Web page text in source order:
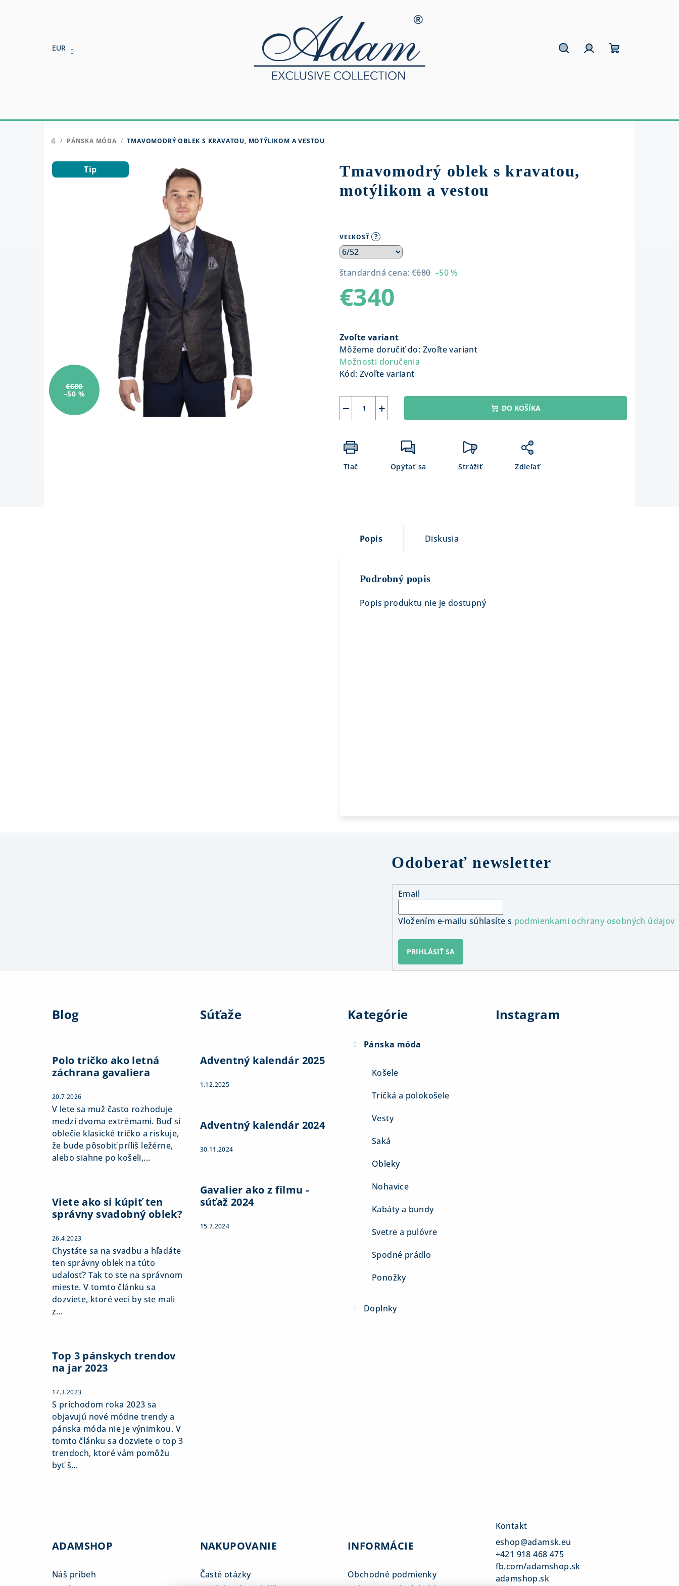
EUR
DOMOV
/ PÁNSKA MÓDA / TMAVOMODRÝ OBLEK S KRAVATOU, MOTÝLIKOM A VESTOU
Tmavomodrý oblek s kravatou,
motýlikom a vestou
VEĽKOSŤ ?
štandardná cena: €680 –50 %
€340
cena:
Zvoľte variant
Môžeme doručiť do: Zvoľte variant
Možnosti doručenia
Kód: Zvoľte variant
+
− DO KOŠÍKA
Tlač Opýtať sa Strážiť Zdieľať
Tip
€680
–50 %
Popis Diskusia
Podrobný popis
Popis produktu nie je dostupný
Odoberať newsletter
Email
Vložením e-mailu súhlasíte s podmienkami ochrany osobných údajov
PRIHLÁSIŤ SA
Blog
Polo tričko ako letná
záchrana gavaliera
20.7.2026
V lete sa muž často rozhoduje
medzi dvoma extrémami. Buď si
oblečie klasické tričko a riskuje,
že bude pôsobiť príliš ležérne,
alebo siahne po košeli,...
Viete ako si kúpiť ten
správny svadobný oblek?
26.4.2023
Chystáte sa na svadbu a hľadáte
ten správny oblek na túto
udalosť? Tak to ste na správnom
mieste. V tomto článku sa
dozviete, ktoré veci by ste mali
z...
Top 3 pánskych trendov
na jar 2023
17.3.2023
S príchodom roka 2023 sa
objavujú nové módne trendy a
pánska móda nie je výnimkou. V
tomto článku sa dozviete o top 3
trendoch, ktoré vám pomôžu
byť š...
Súťaže
Adventný kalendár 2025
1.12.2025
Adventný kalendár 2024
30.11.2024
Gavalier ako z filmu -
súťaž 2024
15.7.2024
Kategórie
Pánska móda
Košele
Tričká a polokošele
Vesty
Saká
Obleky
Nohavice
Kabáty a bundy
Svetre a pulóvre
Spodné prádlo
Ponožky
Doplnky
Instagram
ADAMSHOP
Náš príbeh
NAKUPOVANIE
Časté otázky
INFORMÁCIE
Obchodné podmienky
Kontakt
eshop@adamsk.eu
+421 918 468 475
fb.com/adamshop.sk
adamshop.sk